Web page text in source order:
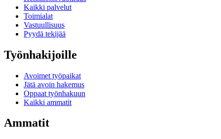
Kaikki palvelut
Toimialat
Vastuullisuus
Pyydä tekijää
Työnhakijoille
Avoimet työpaikat
Jätä avoin hakemus
Oppaat työnhakuun
Kaikki ammatit
Ammatit